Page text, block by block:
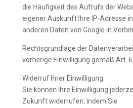
die Häufigkeit des Aufrufs der
eigener Auskunft Ihre IP-Adresse
anderen Daten von Google in
Rechtsgrundlage der
vorherige Einwilligung gemäß Art. 6
Widerruf Ihrer Einwilligung
Sie können Ihre Einwilligung
Zukunft widerrufen, indem Sie